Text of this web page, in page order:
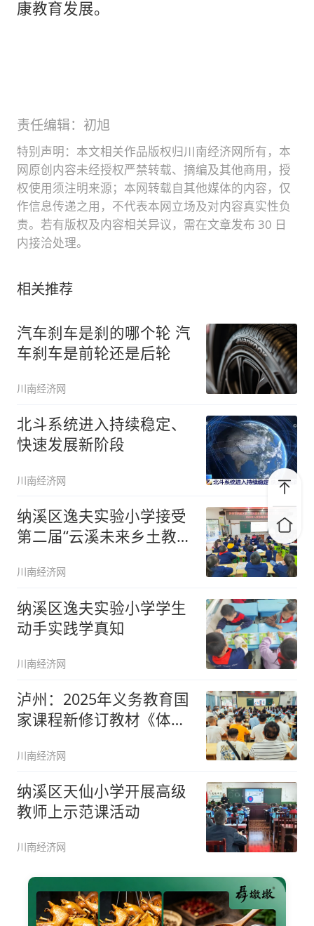
康教育发展。
责任编辑：初旭
特别声明：本文相关作品版权归川南经济网所有，本
网原创内容未经授权严禁转载、摘编及其他商用，授
权使用须注明来源；本网转载自其他媒体的内容，仅
作信息传递之用，不代表本网立场及对内容真实性负
责。若有版权及内容相关异议，需在文章发布 30 日
内接洽处理。
相关推荐
汽车刹车是刹的哪个轮 汽
车刹车是前轮还是后轮
川南经济网
北斗系统进入持续稳定、
快速发展新阶段
川南经济网
纳溪区逸夫实验小学接受
第二届“云溪未来乡土教育
川南经济网
纳溪区逸夫实验小学学生
动手实践学真知
川南经济网
泸州：2025年义务教育国
家课程新修订教材《体育
川南经济网
纳溪区天仙小学开展高级
教师上示范课活动
川南经济网